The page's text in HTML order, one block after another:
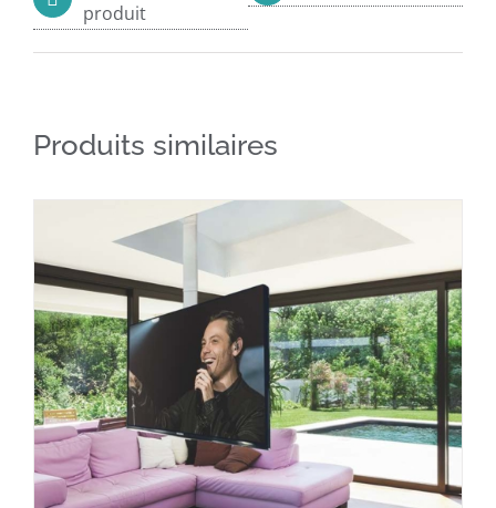
produit
Produits similaires